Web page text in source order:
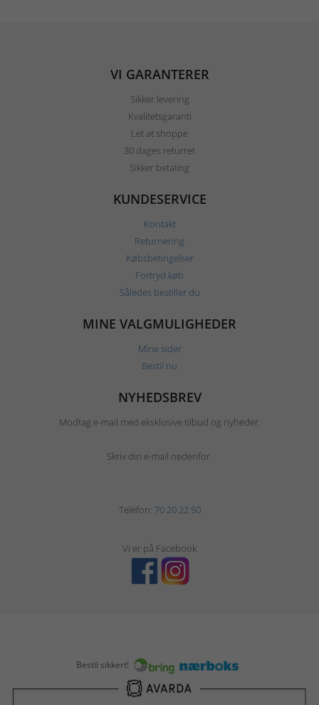
VI GARANTERER
Sikker levering
Kvalitetsgaranti
Let at shoppe
30 dages returret
Sikker betaling
KUNDESERVICE
Kontakt
Returnering
Købsbetingelser
Fortryd køb
Således bestiller du
MINE VALGMULIGHEDER
Mine sider
Bestil nu
NYHEDSBREV
Modtag e-mail med eksklusive tilbud og nyheder.
Skriv din e-mail nedenfor.
Telefon: 70 20 22 50
Vi er på Facebook
Bestil sikkert!